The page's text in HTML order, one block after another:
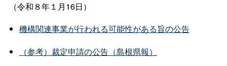
（令和８年１月16日）
機構関連事業が行われる可能性がある旨の公告
（参考）裁定申請の公告（島根県報）